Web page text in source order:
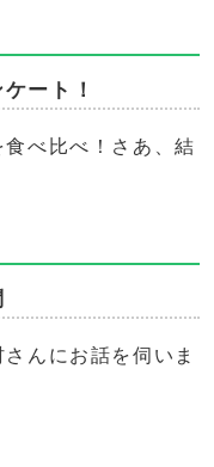
ート！
食べ比べ！さあ、結
んにお話を伺いま